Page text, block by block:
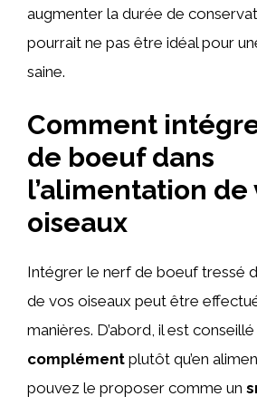
augmenter la durée de
pourrait ne pas être idéal pour
saine.
Comment
de boeuf dans
l’alimentation de
oiseaux
Intégrer le nerf de boeuf tressé
de vos oiseaux peut être
manières. D’abord, il est conseillé
complément plutôt qu’en
pouvez le proposer comme un